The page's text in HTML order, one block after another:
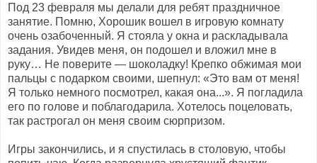
Под 23 февраля мы делали для ребят праздничное
занятие. Помню, Хорошик вошел в игровую комнату
очень озабоченный. Я стояла у окна и раскладывала
задания. Увидев меня, он подошел и вложил мне в
руку… Не поверите — шоколадку! Крепко обжимая мои
пальцы с подарком своими, шепнул: «Это вам от меня!
Я только немного посмотрел, какая она...». Я погладила
его по голове и поблагодарила. Хотелось поцеловать,
так растрогал он меня своим сюрпризом.
Игры закончились, и я спустилась в столовую, чтобы